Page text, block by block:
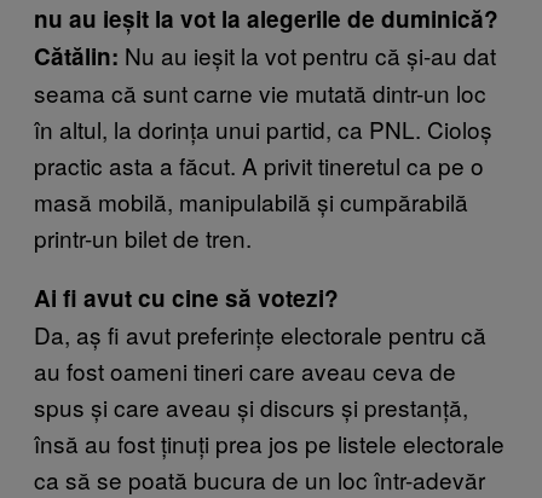
nu au ieșit la vot la alegerile de duminică?
Cătălin: Nu au ieșit la vot pentru că și-au dat
seama că sunt carne vie mutată dintr-un loc
în altul, la dorința unui partid, ca PNL. Cioloș
practic asta a făcut. A privit tineretul ca pe o
masă mobilă, manipulabilă și cumpărabilă
printr-un bilet de tren.
Ai fi avut cu cine să votezi?
Da, aș fi avut preferințe electorale pentru că
au fost oameni tineri care aveau ceva de
spus și care aveau și discurs și prestanță,
însă au fost ținuți prea jos pe listele electorale
ca să se poată bucura de un loc într-adevăr